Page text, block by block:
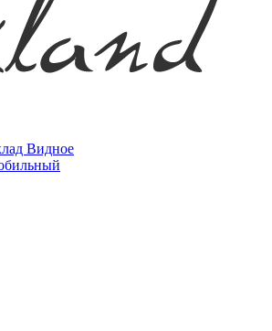
Видное